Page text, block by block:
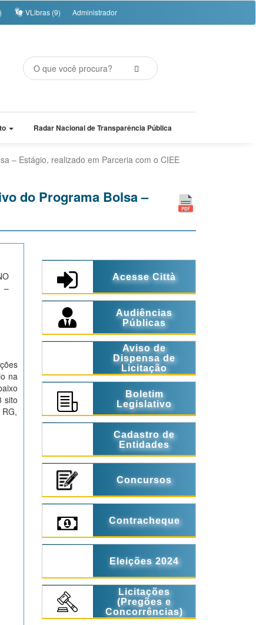
VLibras (9) Administrador
Radar Nacional de Transparência Pública
– Estágio, realizado em Parceria com o CIEE
do Programa Bolsa –
–
na
sito
Acesse Città
Audiências
Públicas
Aviso de
Dispensa de
Licitação
Boletim
Legislativo
Cadastro de
Entidades
Concursos
Contracheque
Eleições 2024
Licitações
(Pregões e
Concorrências)